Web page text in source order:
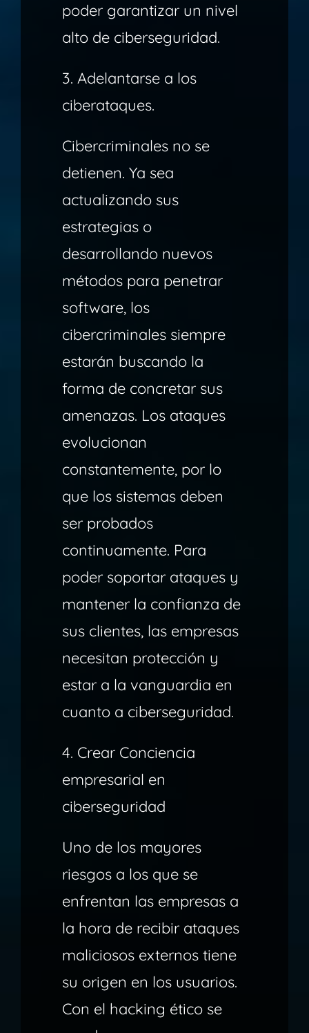
poder garantizar un nivel
alto de ciberseguridad.
3. Adelantarse a los
ciberataques.
Cibercriminales no se
detienen. Ya sea
actualizando sus
estrategias o
desarrollando nuevos
métodos para penetrar
software, los
cibercriminales siempre
estarán buscando la
forma de concretar sus
amenazas. Los ataques
evolucionan
constantemente, por lo
que los sistemas deben
ser probados
continuamente. Para
poder soportar ataques y
mantener la confianza de
sus clientes, las empresas
necesitan protección y
estar a la vanguardia en
cuanto a ciberseguridad.
4. Crear Conciencia
empresarial en
ciberseguridad
Uno de los mayores
riesgos a los que se
enfrentan las empresas a
la hora de recibir ataques
maliciosos externos tiene
su origen en los usuarios.
Con el hacking ético se